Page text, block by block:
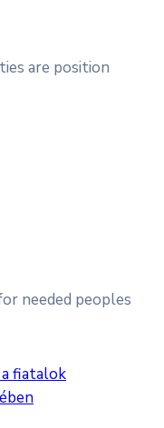
are position
needed peoples